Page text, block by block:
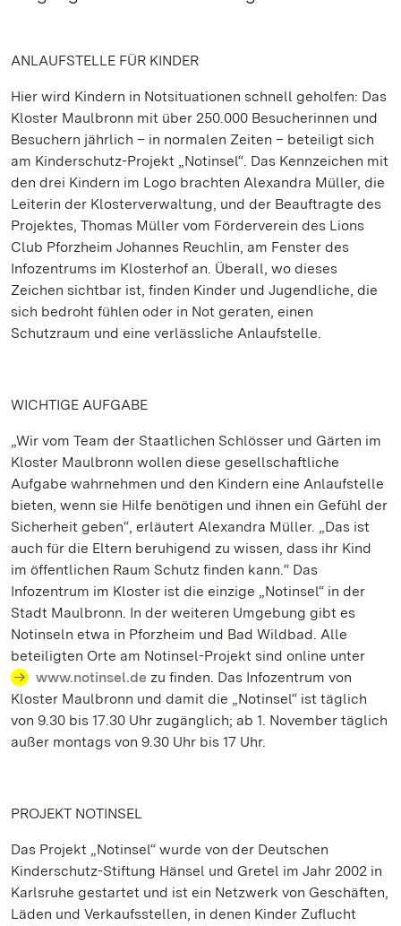
ANLAUFSTELLE FÜR KINDER
Hier wird Kindern in Notsituationen schnell geholfen: Das
Kloster Maulbronn mit über 250.000 Besucherinnen und
Besuchern jährlich – in normalen Zeiten – beteiligt sich
am Kinderschutz-Projekt „Notinsel“. Das Kennzeichen mit
den drei Kindern im Logo brachten Alexandra Müller, die
Leiterin der Klosterverwaltung, und der Beauftragte des
Projektes, Thomas Müller vom Förderverein des Lions
Club Pforzheim Johannes Reuchlin, am Fenster des
Infozentrums im Klosterhof an. Überall, wo dieses
Zeichen sichtbar ist, finden Kinder und Jugendliche, die
sich bedroht fühlen oder in Not geraten, einen
Schutzraum und eine verlässliche Anlaufstelle.
WICHTIGE AUFGABE
„Wir vom Team der Staatlichen Schlösser und Gärten im
Kloster Maulbronn wollen diese gesellschaftliche
Aufgabe wahrnehmen und den Kindern eine Anlaufstelle
bieten, wenn sie Hilfe benötigen und ihnen ein Gefühl der
Sicherheit geben“, erläutert Alexandra Müller. „Das ist
auch für die Eltern beruhigend zu wissen, dass ihr Kind
im öffentlichen Raum Schutz finden kann.“ Das
Infozentrum im Kloster ist die einzige „Notinsel“ in der
Stadt Maulbronn. In der weiteren Umgebung gibt es
Notinseln etwa in Pforzheim und Bad Wildbad. Alle
beteiligten Orte am Notinsel-Projekt sind online unter
www.notinsel.de zu finden. Das Infozentrum von
Kloster Maulbronn und damit die „Notinsel“ ist täglich
von 9.30 bis 17.30 Uhr zugänglich; ab 1. November täglich
außer montags von 9.30 Uhr bis 17 Uhr.
PROJEKT NOTINSEL
Das Projekt „Notinsel“ wurde von der Deutschen
Kinderschutz-Stiftung Hänsel und Gretel im Jahr 2002 in
Karlsruhe gestartet und ist ein Netzwerk von Geschäften,
Läden und Verkaufsstellen, in denen Kinder Zuflucht